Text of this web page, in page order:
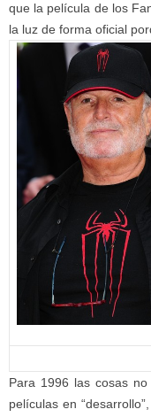
que la película de los
la luz de forma oficial
Para 1996 las cosas
películas en